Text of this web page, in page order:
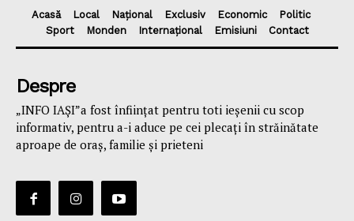
Acasă Local Național Exclusiv Economic
Politic
Sport
Monden Internațional Emisiuni Contact
Despre
„INFO IAȘI”a fost înfiinţat pentru toti ieşenii cu scop
informativ, pentru a-i aduce pe cei plecaţi în străinătate
aproape de oraş, familie și prieteni